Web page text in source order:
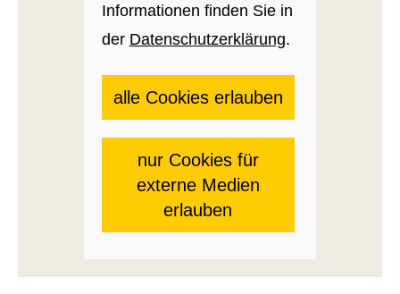
Informationen finden Sie in
der Datenschutzerklärung.
alle Cookies erlauben
nur Cookies für
externe Medien
erlauben